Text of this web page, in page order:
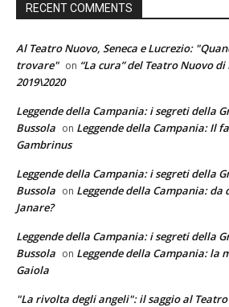
RECENT COMMENTS
Al Teatro Nuovo, Seneca e Lucrezio:
trovare" on “La cura” del Teatro Nuovo
2019\2020
Leggende della Campania: i segreti della
Bussola on Leggende della Campania: Il
Gambrinus
Leggende della Campania: i segreti della
Bussola on Leggende della Campania: da
Janare?
Leggende della Campania: i segreti della
Bussola on Leggende della Campania: la
Gaiola
"La rivolta degli angeli": il saggio al